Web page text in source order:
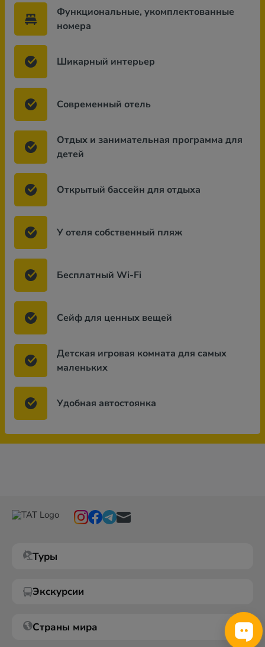
Функциональные, укомплектованные
номера
Шикарный интерьер
Современный отель
Отдых и занимательная программа для
детей
Открытый бассейн для отдыха
У отеля собственный пляж
Бесплатный Wi-Fi
Сейф для ценных вещей
Детская игровая комната для самых
маленьких
Удобная автостоянка
Туры
Экскурсии
Страны мира